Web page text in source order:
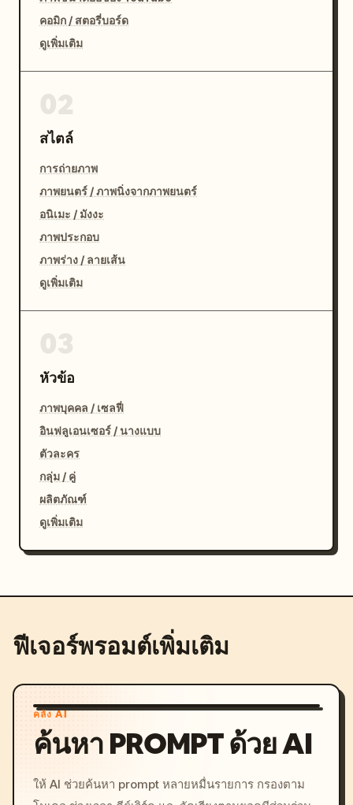
คอมิก / สตอรี่บอร์ด
ดูเพิ่มเติม
สไตล์
การถ่ายภาพ
ภาพยนตร์ / ภาพนิ่งจากภาพยนตร์
อนิเมะ / มังงะ
ภาพประกอบ
ภาพร่าง / ลายเส้น
ดูเพิ่มเติม
หัวข้อ
ภาพบุคคล / เซลฟี่
อินฟลูเอนเซอร์ / นางแบบ
ตัวละคร
กลุ่ม / คู่
ผลิตภัณฑ์
ดูเพิ่มเติม
ฟีเจอร์พรอมต์เพิ่มเติม
คลัง AI
ค้นหา PROMPT ด้วย AI
ให้ AI ช่วยค้นหา prompt หลายหมื่นรายการ กรองตาม